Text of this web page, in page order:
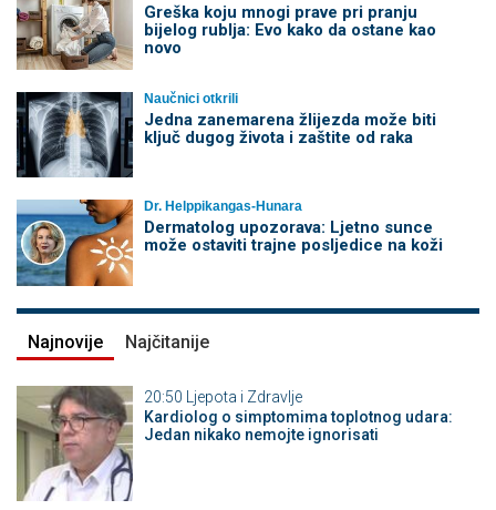
Greška koju mnogi prave pri pranju
bijelog rublja: Evo kako da ostane kao
novo
Naučnici otkrili
Jedna zanemarena žlijezda može biti
ključ dugog života i zaštite od raka
Dr. Helppikangas-Hunara
Dermatolog upozorava: Ljetno sunce
može ostaviti trajne posljedice na koži
Najnovije Najčitanije
20:50 Ljepota i Zdravlje
Kardiolog o simptomima toplotnog udara:
Jedan nikako nemojte ignorisati